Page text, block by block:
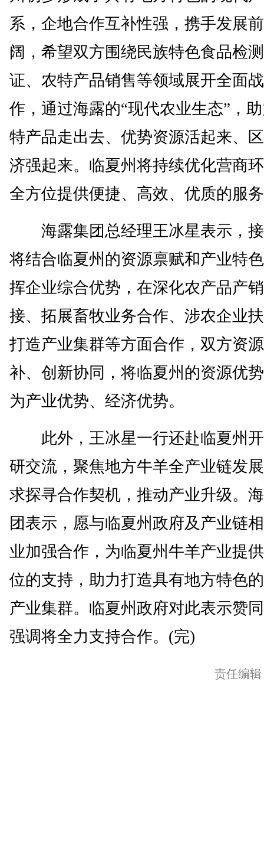
系，企地合作互补性强，携手发展
阔，希望双方围绕民族特色食品检
证、农特产品销售等领域展开全面
作，通过海露的“现代农业生态”，
特产品走出去、优势资源活起来、
济强起来。临夏州将持续优化营商
全方位提供便捷、高效、优质的服
海露集团总经理王冰星表示，
将结合临夏州的资源禀赋和产业特
挥企业综合优势，在深化农产品产
接、拓展畜牧业务合作、涉农企业
打造产业集群等方面合作，双方资
补、创新协同，将临夏州的资源优
为产业优势、经济优势。
此外，王冰星一行还赴临夏州
研交流，聚焦地方牛羊全产业链发
求探寻合作契机，推动产业升级。
团表示，愿与临夏州政府及产业链
业加强合作，为临夏州牛羊产业提
位的支持，助力打造具有地方特色
产业集群。临夏州政府对此表示赞
强调将全力支持合作。(完)
责任编